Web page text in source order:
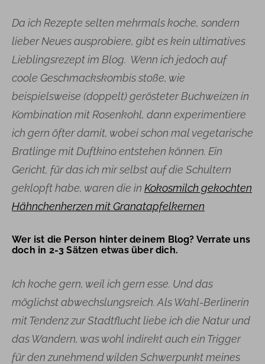
Da ich Rezepte selten mehrmals koche, sondern
lieber Neues ausprobiere, gibt es kein ultimatives
Lieblingsrezept im Blog. Wenn ich jedoch auf
coole Geschmackskombis stoße, wie
beispielsweise (doppelt) gerösteter Buchweizen in
Kombination mit Rosenkohl, dann experimentiere
ich gern öfter damit, wobei schon mal vegetarische
Bratlinge mit Duftkino entstehen können. Ein
Gericht, für das ich mir selbst auf die Schultern
geklopft habe, waren die in Kokosmilch gekochten
Hähnchenherzen mit Granatapfelkernen
Wer ist die Person hinter deinem Blog? Verrate uns
doch in 2-3 Sätzen etwas über dich.
Ich koche gern, weil ich gern esse. Und das
möglichst abwechslungsreich. Als Wahl-Berlinerin
mit Tendenz zur Stadtflucht liebe ich die Natur und
das Wandern, was wohl indirekt auch ein Trigger
für den zunehmend wilden Schwerpunkt meines